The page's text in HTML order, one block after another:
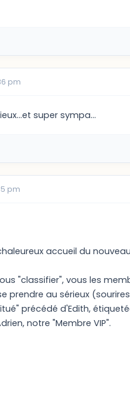
pm
super sympa...
pm
accueil du
"classifier", vous les
prendre au sérieux
précédé d'Edith,
notre "Membre VIP".